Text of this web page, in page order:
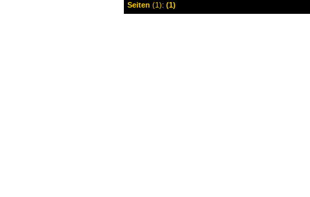
Seiten (1): (1)